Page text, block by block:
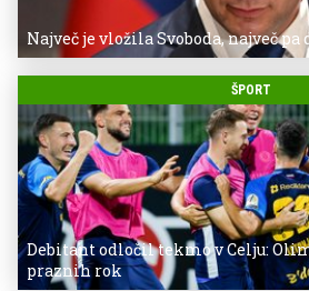
Največ je vložila Svoboda, največ
ŠPORT
Debitant odločil tekmo v Celju:
praznih rok